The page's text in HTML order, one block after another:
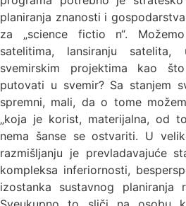
planiranja znanosti i
za „science fictio n“.
satelitima, lansiranju
svemirskim projektima kao
putovati u svemir? Sa stanjem
spremni, mali, da o tome
„koja je korist, materijalna, od
nema šanse se ostvariti. U
razmišljanju je prevladavajuće
kompleksa inferiornosti,
izostanka sustavnog planiranja